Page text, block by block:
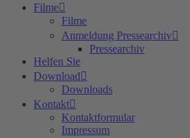
Filme
Filme
Anmeldung Pressearchiv
Pressearchiv
Helfen Sie
Download
Downloads
Kontakt
Kontaktformular
Impressum